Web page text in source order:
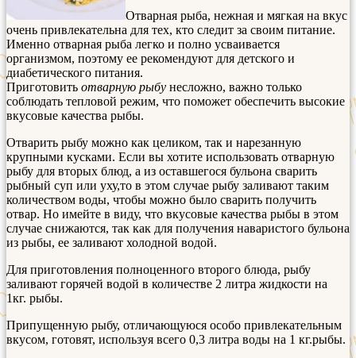
Отварная рыба, нежная и мягкая на вкус
очень привлекательна для тех, кто следит за своим питание.
Именно отварная рыба легко и полно усваивается
организмом, поэтому ее рекомендуют для детского и
диабетического питания.
Приготовить отварную рыбу несложно, важно только
соблюдать тепловой режим, что поможет обеспечить высокие
вкусовые качества рыбы.
Отварить рыбу можно как целиком, так и нарезанную
крупными кусками. Если вы хотите использовать отварную
рыбу для вторых блюд, а из оставшегося бульона сварить
рыбный суп или уху,то в этом случае рыбу заливают таким
количеством воды, чтобы можно было сварить получить
отвар. Но имейте в виду, что вкусовые качества рыбы в этом
случае снижаются, так как для получения наваристого бульона
из рыбы, ее заливают холодной водой.
Для приготовления полноценного второго блюда, рыбу
заливают горячей водой в количестве 2 литра жидкости на
1кг. рыбы.
Припущенную рыбу, отличающуюся особо привлекательным
вкусом, готовят, используя всего 0,3 литра воды на 1 кг.рыбы.